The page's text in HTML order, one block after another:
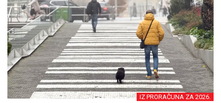
IZ PRORAČUNA ZA 2026.